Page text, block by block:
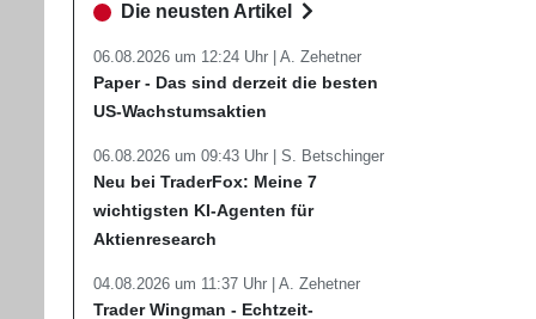
Die neusten Artikel
06.08.2026 um 12:24 Uhr | A. Zehetner
Paper - Das sind derzeit die besten
US-Wachstumsaktien
06.08.2026 um 09:43 Uhr | S. Betschinger
Neu bei TraderFox: Meine 7
wichtigsten KI-Agenten für
Aktienresearch
04.08.2026 um 11:37 Uhr | A. Zehetner
Trader Wingman - Echtzeit-